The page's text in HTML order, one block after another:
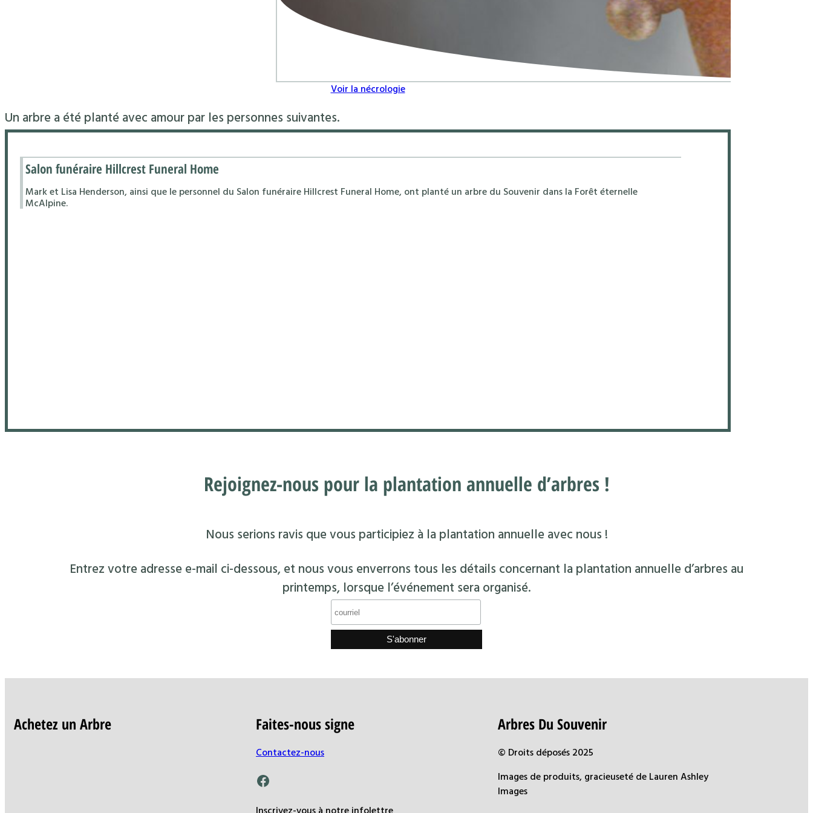
Voir la nécrologie
Un arbre a été planté avec amour par les personnes suivantes.
Salon funéraire Hillcrest Funeral Home
Mark et Lisa Henderson, ainsi que le personnel du Salon funéraire Hillcrest Funeral Home, ont planté un arbre du Souvenir dans la Forêt éternelle
McAlpine.
Rejoignez-nous pour la plantation annuelle d’arbres !
Nous serions ravis que vous participiez à la plantation annuelle avec nous !
Entrez votre adresse e-mail ci-dessous, et nous vous enverrons tous les détails concernant la plantation annuelle d’arbres au
printemps, lorsque l’événement sera organisé.
Achetez un Arbre Faites-nous signe
Contactez-nous
Facebook
Arbres Du Souvenir
© Droits déposés 2025
Images de produits, gracieuseté de Lauren Ashley
Images